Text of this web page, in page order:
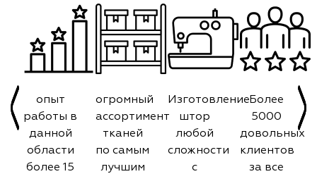
опыт
работы в
данной
области
более 15
огромный
ассортимент
тканей
по самым
лучшим
Изготовление
штор
любой
сложности
с
Более
5000
довольных
клиентов
за все